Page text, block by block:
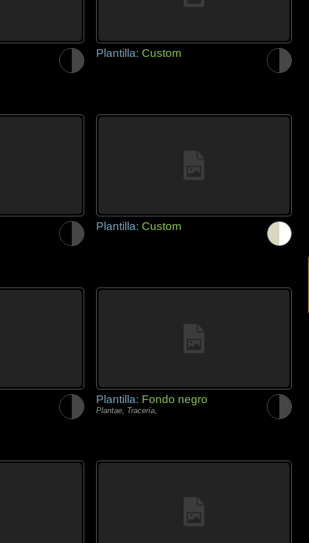
Plantilla: Custom
Plantilla: Custom
Plantilla: Fondo negro
Plantae, Tracería,